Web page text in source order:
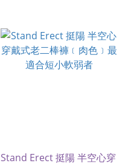
Stand Erect 挺陽 半空心穿